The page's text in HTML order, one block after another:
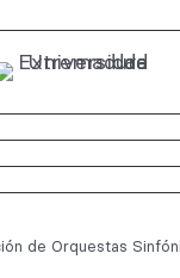
de Orquestas